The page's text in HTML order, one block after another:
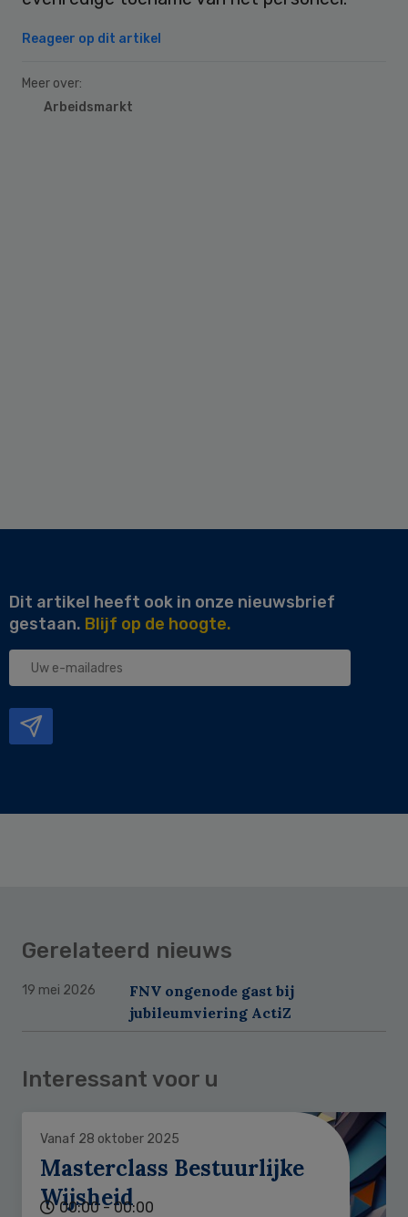
Reageer op dit artikel
Meer over:
Arbeidsmarkt
Dit artikel heeft ook in onze nieuwsbrief
gestaan. Blijf op de hoogte.
Uw
Gerelateerd nieuws
19 mei 2026
FNV ongenode gast bij
jubileumviering ActiZ
Interessant voor u
Vanaf 28 oktober 2025
Masterclass Bestuurlijke
Wijsheid
00:00 - 00:00